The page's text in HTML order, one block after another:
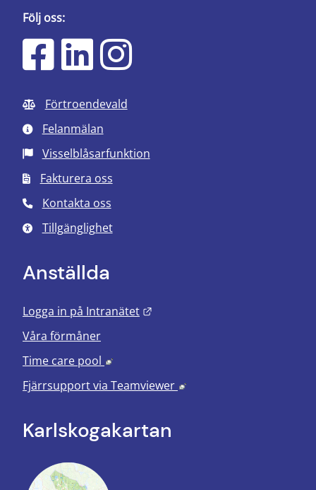
Följ oss:
Förtroendevald
Felanmälan
Visselblåsarfunktion
Fakturera oss
Kontakta oss
Tillgänglighet
Anställda
Logga in på Intranätet
Våra förmåner
Time care pool
Länk till annan webbplats, öppnas i
Fjärrsupport via Teamviewer Länk till annan
Karlskoga­kartan